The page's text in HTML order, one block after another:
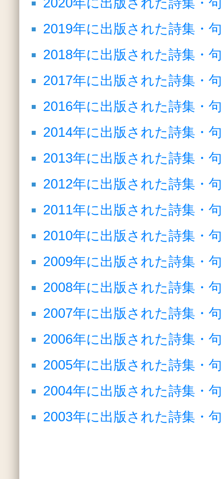
2020年に出版された詩集・
2019年に出版された詩集・
2018年に出版された詩集・
2017年に出版された詩集・
2016年に出版された詩集・
2014年に出版された詩集・
2013年に出版された詩集・
2012年に出版された詩集・
2011年に出版された詩集・
2010年に出版された詩集・
2009年に出版された詩集・
2008年に出版された詩集・
2007年に出版された詩集・
2006年に出版された詩集・
2005年に出版された詩集・
2004年に出版された詩集・
2003年に出版された詩集・